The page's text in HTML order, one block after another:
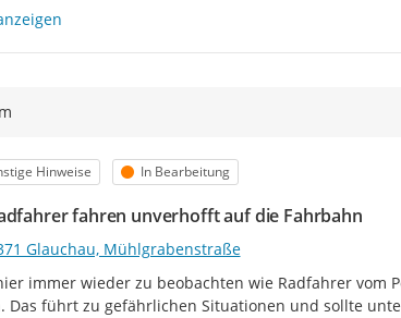
Hinweise Status
In Bearbeitung
fahren unverhofft auf die Fahrbahn
Glauchau, Mühlgrabenstraße
immer wieder zu beobachten wie Radfahrer vom
Das führt zu gefährlichen Situationen und sollte